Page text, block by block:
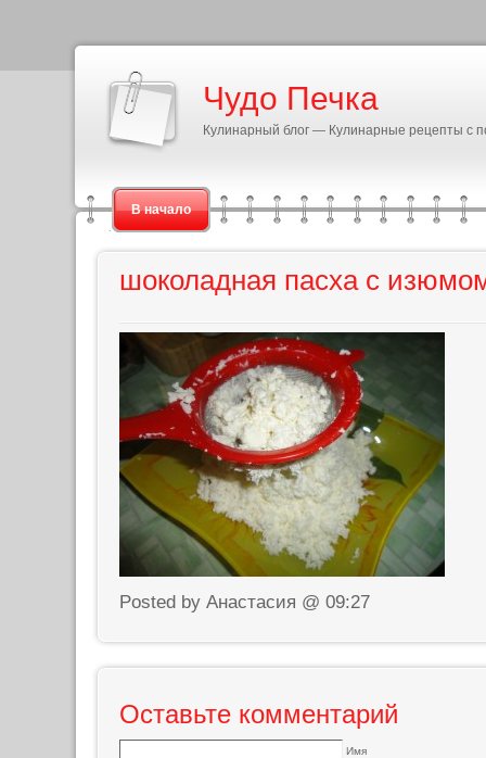
Чудо Печка
Кулинарный блог — Кулинарные рецепты с
В начало
шоколадная пасха с
Posted by Анастасия @ 09:27
Оставьте комментарий
Имя